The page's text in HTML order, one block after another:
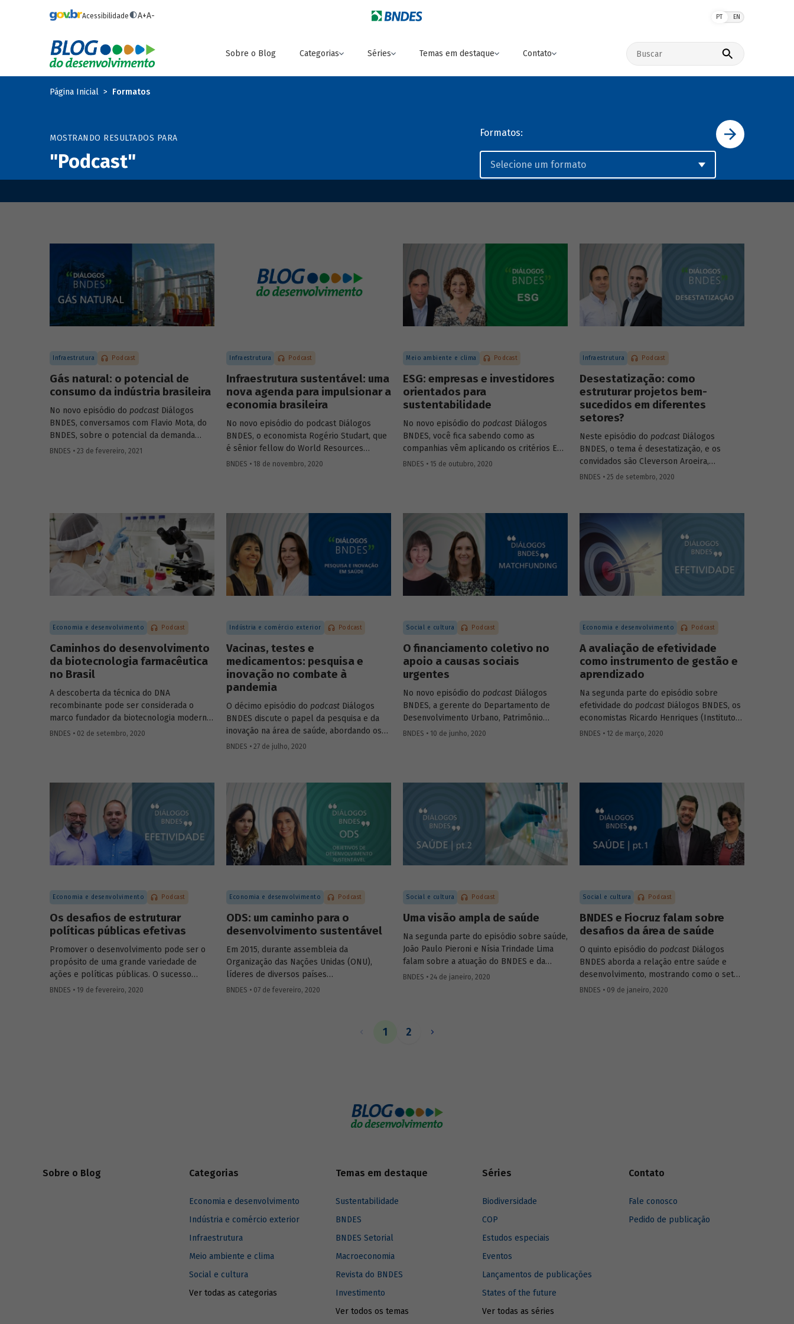
Acessibilidade A+A- PT EN
Sobre o Blog Categorias Séries Temas em destaque Contato
Buscar no site
Página Inicial Formatos
MOSTRANDO RESULTADOS PARA
"Podcast"
Formatos:
Infraestrutura Podcast
Gás natural: o potencial de
consumo da indústria brasileira
No novo episódio do podcast Diálogos
BNDES, conversamos com Flavio Mota, do
BNDES, sobre o potencial da demanda
industrial brasileira por gás natural. A
professor emérito da PUC-Rio e do IME, e
Marco Polo de Mello Lopes, presidente-
executivo do Instituto Aço Brasil.
BNDES • 23 de fevereiro, 2021
Infraestrutura Podcast
Infraestrutura sustentável: uma
nova agenda para impulsionar a
economia brasileira
No novo episódio do podcast Diálogos
BNDES, o economista Rogério Studart, que
é sênior fellow do World Resources
Institute (WRI), e o Diretor de
econômica no Brasil, criando empregos e
melhorando a qualidade de vida da
população.
BNDES • 18 de novembro, 2020
Meio ambiente e clima Podcast
ESG: empresas e investidores
orientados para
sustentabilidade
No novo episódio do podcast Diálogos
BNDES, você fica sabendo como as
companhias vêm aplicando os critérios ESG
– do inglês environmental, social and
Leite (superintendente do BNDES).
BNDES • 15 de outubro, 2020
Infraestrutura Podcast
Desestatização: como
estruturar projetos bem-
sucedidos em diferentes
setores?
Neste episódio do podcast Diálogos
BNDES, o tema é desestatização, e os
convidados são Cleverson Aroeira,
superintendente da Área de Estruturação
International Finance Corporation (IFC), do
falam sobre as diferentes modalidades de
desestatização, os modelos de regulação e
contrato, o processo de estruturação de
projetos e os setores com mais potencial
para os investimentos e parcerias com o
setor privado.
BNDES • 25 de setembro, 2020
Economia e desenvolvimento Podcast
Caminhos do desenvolvimento
da biotecnologia farmacêutica
no Brasil
A descoberta da técnica do DNA
recombinante pode ser considerada o
marco fundador da biotecnologia moderna,
permitindo criar células capazes de
para diagnóstico e de materiais médicos
e odontológicos, assim como em novos
campos como a terapia celular e a terapia
gênica. Entenda como se deu a estratégia
de incorporação da biotecnologia pelo
setor farmacêutico no Brasil.
BNDES • 02 de setembro, 2020
Indústria e comércio exterior Podcast
Vacinas, testes e
medicamentos: pesquisa e
inovação no combate à
pandemia
O décimo episódio do podcast Diálogos
BNDES discute o papel da pesquisa e da
inovação na área de saúde, abordando os
avanços mais recentes no combate à
de Serviços de Saúde do BNDES, Carla Reis,
coordenadora do Laboratório de
Engenharia de Cultivos Celulares (LECC),
Leda Castilho, falam das parcerias
brasileiras para testagem e produção de
vacinas contra o novo coronavírus, e sobre
o teste de diagnóstico desenvolvido pela
com maior precisão e menor custo os
BNDES • 27 de julho, 2020
Social e cultura Podcast
O financiamento coletivo no
apoio a causas sociais
urgentes
No novo episódio do podcast Diálogos
BNDES, a gerente do Departamento de
Desenvolvimento Urbano, Patrimônio
Histórico e Turismo do BNDES Patricia
) no contexto do combate à
pandemia e sobre suas possibilidades
futuras.
BNDES • 10 de junho, 2020
Economia e desenvolvimento Podcast
A avaliação de efetividade
como instrumento de gestão e
aprendizado
Na segunda parte do episódio sobre
efetividade do podcast Diálogos BNDES, os
economistas Ricardo Henriques (Instituto
Unibanco) e Victor Pina (BNDES)
ajustar as iniciativas. Eles discutem ainda
quais são as tendências do tema para os
próximos anos.
BNDES • 12 de março, 2020
Economia e desenvolvimento Podcast
Os desafios de estruturar
políticas públicas efetivas
Promover o desenvolvimento pode ser o
propósito de uma grande variedade de
ações e políticas públicas. O sucesso
dessas ações, no entanto, não é trivial.
BNDES • 19 de fevereiro, 2020
Economia e desenvolvimento Podcast
ODS: um caminho para o
desenvolvimento sustentável
Em 2015, durante assembleia da
Organização das Nações Unidas (ONU),
líderes de diversos países
comprometeram-se com uma ação comum
os ODS. No sexto episódio do podcast
BNDES • 07 de fevereiro, 2020
Social e cultura Podcast
Uma visão ampla de saúde
Na segunda parte do episódio sobre saúde,
João Paulo Pieroni e Nísia Trindade Lima
falam sobre a atuação do BNDES e da
Fiocruz no setor, explicando como as
da saúde.
BNDES • 24 de janeiro, 2020
Social e cultura Podcast
BNDES e Fiocruz falam sobre
desafios da área de saúde
O quinto episódio do podcast Diálogos
BNDES aborda a relação entre saúde e
desenvolvimento, mostrando como o setor
impacta diretamente o bem-estar e a
BNDES • 09 de janeiro, 2020
1 2
Sobre o Blog Categorias
Economia e desenvolvimento
Indústria e comércio exterior
Infraestrutura
Meio ambiente e clima
Social e cultura
Ver todas as categorias
Temas em destaque
Sustentabilidade
BNDES
BNDES Setorial
Macroeconomia
Revista do BNDES
Investimento
Ver todos os temas
Séries
Biodiversidade
COP
Estudos especiais
Eventos
Lançamentos de publicações
States of the future
Ver todas as séries
Contato
Fale conosco
Pedido de publicação